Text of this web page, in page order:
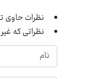
نظرات حاوی
نظراتی که